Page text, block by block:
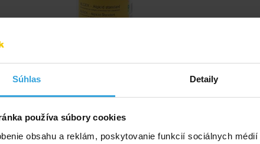
Súhlas Detaily
používa súbory cookies
obsahu a reklám, poskytovanie funkcií sociálnych
Prípravok na odstránenie premnožených rias a baktérií
Skladom 1 ks
v stredu u vás
Prevencia